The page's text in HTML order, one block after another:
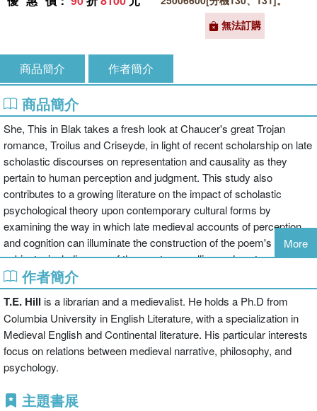
無法訂購
商品簡介 作者簡介
商品簡介
She, This in Blak takes a fresh look at Chaucer's great Trojan
romance, Troilus and Criseyde, in light of recent scholarship on late
scholastic discourses on representation and causality as they
pertain to human perception and judgment. This study also
contributes to a growing literature on the impact of scholastic
psychological theory upon contemporary cultural forms by
examining the way in which late medieval accounts of perception
and cognition can illuminate the construction of the poem's
subjects, including one of the most compelling and controversial
figures in medieval literature, Chaucer's Criseyde. By examining
Chaucer's depiction of Troilus, Pandarus, and Criseyde within this
contemporary cultural context, She, This in Blak offers a better
grounded and more historically illuminating view of the poem than is
provided by psychological readings based on modern
constructions of intentionality.
More
作者簡介
T.E. Hill is a librarian and a medievalist. He holds a Ph.D from
Columbia University in English Literature, with a specialization in
Medieval English and Continental literature. His particular interests
focus on relations between medieval narrative, philosophy, and
psychology.
主題書展